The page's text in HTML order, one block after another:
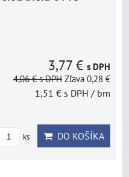
3,77 € s DPH
4,06 €s DPH Zľava 0,28 €
1,51 € s DPH / bm
ks DO KOŠÍKA